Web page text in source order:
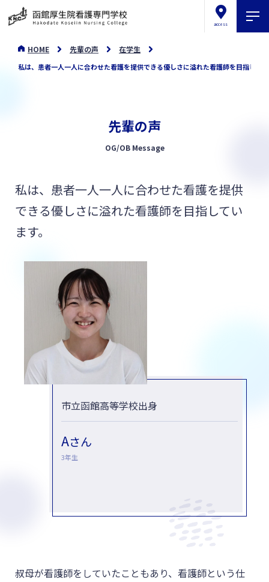
access
HOME 先輩の声 在学生
私は、患者一人一人に合わせた看護を提供できる優しさに溢れた看護師を目指して
先輩の声
OG/OB Message
私は、患者一人一人に合わせた看護を提供
できる優しさに溢れた看護師を目指してい
ます。
市立函館高等学校出身
Aさん
3年生
叔母が看護師をしていたこともあり、看護師という仕